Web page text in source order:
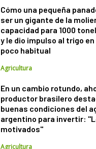
Cómo una pequeña
ser un gigante de la
capacidad para 1000
y le dio impulso al trigo
poco habitual
Agricultura
En un cambio rotundo,
productor brasilero
buenas condiciones del
argentino para invertir:
motivados"
Agricultura